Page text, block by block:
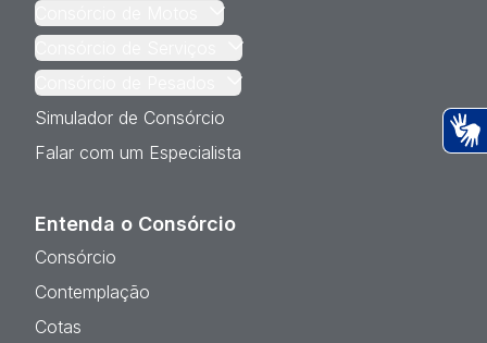
Consórcio de Motos
Consórcio de Serviços
Consórcio de Pesados
Simulador de Consórcio
Falar com um Especialista
Entenda o Consórcio
Consórcio
Contemplação
Cotas